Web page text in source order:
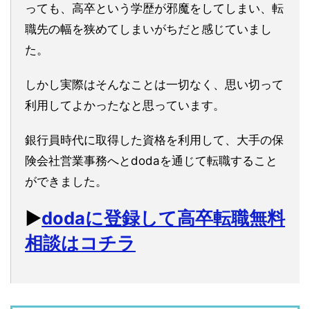
っても、高卒という学歴が邪魔をしてしまい、転
職先の幅を狭めてしまいがちだと感じていまし
た。
しかし実際はそんなことは一切なく、思い切って
利用してよかったなと思っています。
銀行員時代に取得した資格を利用して、大手の保
険会社営業事務へとdodaを通じて転職すること
ができました。
▶︎dodaに登録して高卒転職無料
相談はコチラ